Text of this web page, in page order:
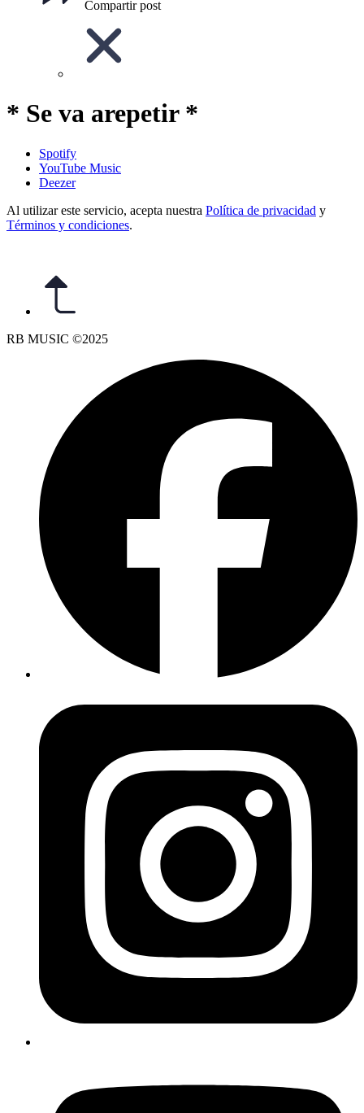
Compartir post
* Se va arepetir *
Spotify
YouTube Music
Deezer
Al utilizar este servicio, acepta nuestra Política de privacidad y
Términos y condiciones.
RB MUSIC ©2025